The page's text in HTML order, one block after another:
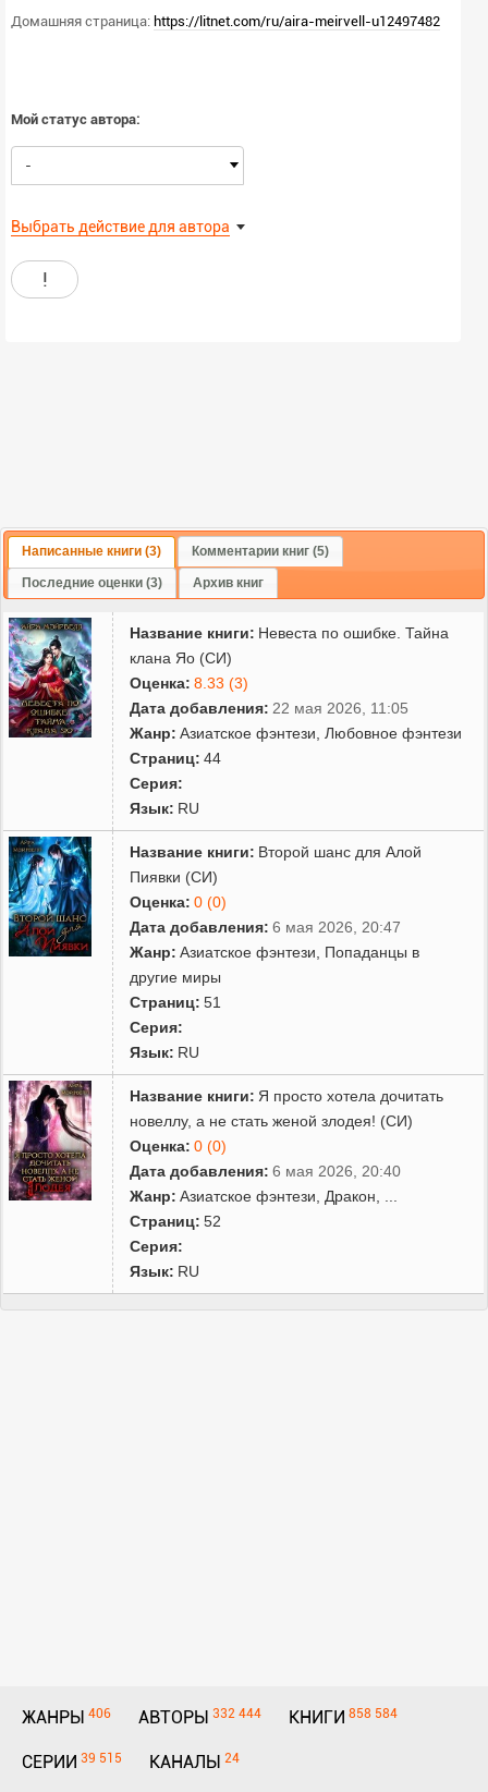
Домашняя страница: https://litnet.com/ru/aira-meirvell-u12497482
Мой статус автора:
-
Выбрать действие для автора
!
Написанные книги (3) Комментарии книг (5)
Последние оценки (3) Архив книг
Название книги: Невеста по ошибке. Тайна
клана Яо (СИ)
Оценка: 8.33 (3)
Дата добавления: 22 мая 2026, 11:05
Жанр: Азиатское фэнтези
Любовное фэнтези
Страниц: 44
Серия:
Язык: RU
Название книги: Второй шанс для Алой
Пиявки (СИ)
Оценка: 0 (0)
Дата добавления: 6 мая 2026, 20:47
Жанр: Азиатское фэнтези
Попаданцы в
другие миры
Страниц: 51
Серия:
Язык: RU
Название книги: Я просто хотела дочитать
новеллу, а не стать женой злодея! (СИ)
Оценка: 0 (0)
Дата добавления: 6 мая 2026, 20:40
Жанр: Азиатское фэнтези Дракон
Страниц: 52
Серия:
Язык: RU
ЖАНРЫ 406 АВТОРЫ 332 444 КНИГИ 858 584
СЕРИИ 39 515 КАНАЛЫ 24